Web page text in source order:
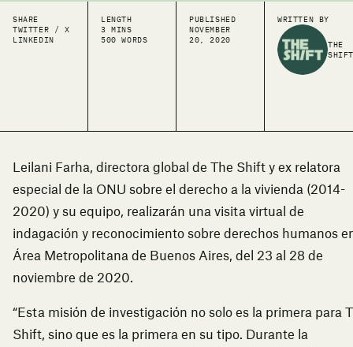
SHARE
TWITTER / X
LINKEDIN
LENGTH
3 MINS
500 WORDS
PUBLISHED
NOVEMBER
20, 2020
WRITTEN BY
THE
SHIFT
Leilani Farha, directora global de The Shift y ex relatora
especial de la ONU sobre el derecho a la vivienda (2014-
2020) y su equipo, realizarán una visita virtual de
indagación y reconocimiento sobre derechos humanos
Área Metropolitana de Buenos Aires, del 23 al 28 de
noviembre de 2020.
“Esta misión de investigación no solo es la primera para
Shift, sino que es la primera en su tipo. Durante la